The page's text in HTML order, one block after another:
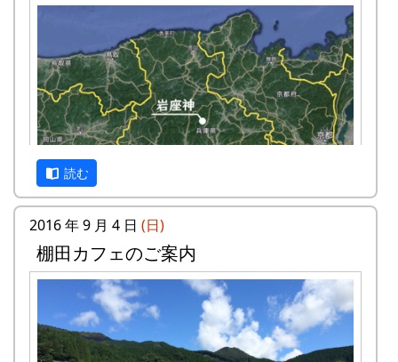
残念ながら、公共交通機関で岩座神に来るのは、
とっても大変です。最寄りの鉄道の駅 ( JR 西脇市
駅 ) から車で 1時間弱、最寄りのバス停から徒歩
で1時間強かかります。
読む
2016 年 9 月 4 日 (日)
棚田カフェのご案内